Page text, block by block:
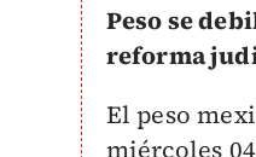
Peso se
reforma
El peso
miércoles